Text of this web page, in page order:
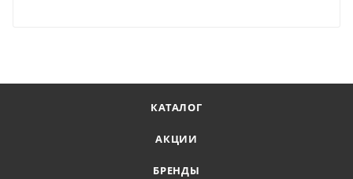
КАТАЛОГ
АКЦИИ
БРЕНДЫ